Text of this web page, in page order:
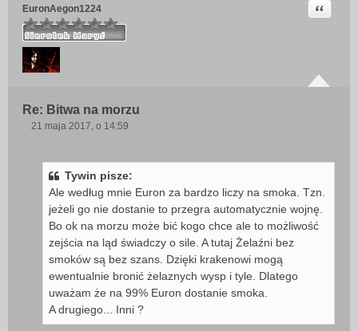
EuronAegon1224
Re: Bitwa na morzu
Cytuj
21 maja 2017, o 14:59
Tywin pisze:
Ale według mnie Euron za bardzo liczy na smoka. Tzn.
jeżeli go nie dostanie to przegra automatycznie wojnę.
Bo ok na morzu może bić kogo chce ale to możliwość
zejścia na ląd świadczy o sile. A tutaj Żelaźni bez
smoków są bez szans. Dzięki krakenowi mogą
ewentualnie bronić żelaznych wysp i tyle. Dlatego
uważam że na 99% Euron dostanie smoka.
A drugiego... Inni ?